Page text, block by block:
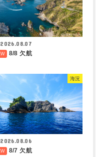
2026.08.07
8/8 欠航
海況
2026.08.06
8/7 欠航